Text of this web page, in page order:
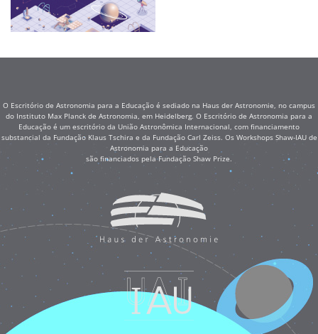
O Escritório de Astronomia para a Educação é sediado na Haus der Astronomie, no campus
do Instituto Max Planck de Astronomia, em Heidelberg. O Escritório de Astronomia para a
Educação é um escritório da União Astronômica Internacional, com financiamento
substancial da Fundação Klaus Tschira e da Fundação Carl Zeiss. Os Workshops Shaw-IAU de
Astronomia para a Educação
são financiados pela Fundação Shaw Prize.